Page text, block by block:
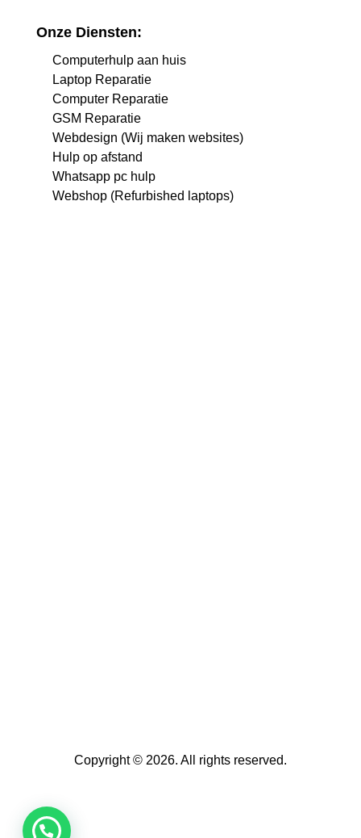
Onze Diensten:
Computerhulp aan huis
Laptop Reparatie
Computer Reparatie
GSM Reparatie
Webdesign (Wij maken websites)
Hulp op afstand
Whatsapp pc hulp
Webshop (Refurbished laptops)
Copyright © 2026. All rights reserved.